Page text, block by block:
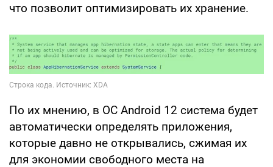
что позволит оптимизировать их хранение.
По их мнению, в ОС Android 12 система будет
автоматически определять приложения,
которые давно не открывались, сжимая их
для экономии свободного места на